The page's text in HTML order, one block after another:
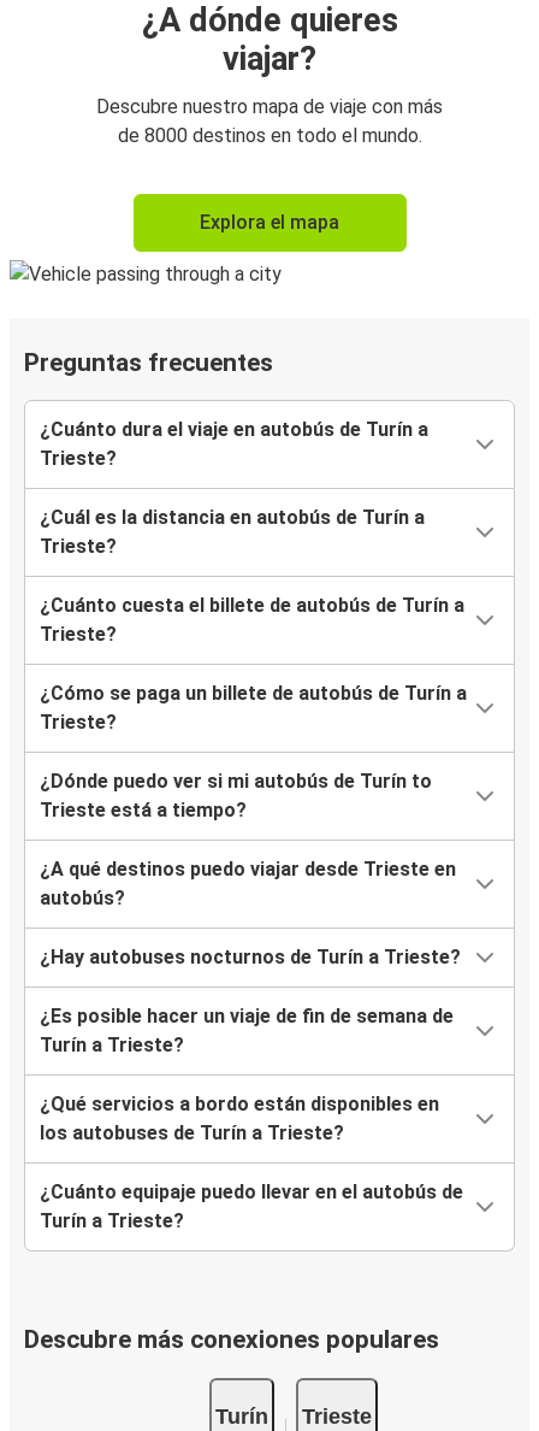
¿A dónde quieres
viajar?
Descubre nuestro mapa de viaje con más
de 8000 destinos en todo el mundo.
Explora el mapa
Preguntas frecuentes
¿Cuánto dura el viaje en autobús de Turín a
Trieste?
¿Cuál es la distancia en autobús de Turín a
Trieste?
¿Cuánto cuesta el billete de autobús de Turín a
Trieste?
¿Cómo se paga un billete de autobús de Turín a
Trieste?
¿Dónde puedo ver si mi autobús de Turín to
Trieste está a tiempo?
¿A qué destinos puedo viajar desde Trieste en
autobús?
¿Hay autobuses nocturnos de Turín a Trieste?
¿Es posible hacer un viaje de fin de semana de
Turín a Trieste?
¿Qué servicios a bordo están disponibles en
los autobuses de Turín a Trieste?
¿Cuánto equipaje puedo llevar en el autobús de
Turín a Trieste?
Descubre más conexiones populares
Turín Trieste